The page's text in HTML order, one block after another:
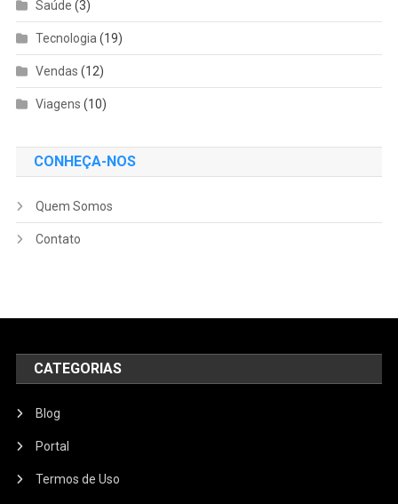
Saúde (3)
Tecnologia(19)
Vendas (12)
Viagens (10)
CONHEÇA-NOS
Quem Somos
Contato
CATEGORIAS
Blog
Portal
Termos de Uso